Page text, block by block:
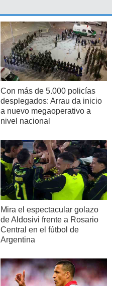
Con más de 5.000 policías
desplegados: Arrau da inicio
a nuevo megaoperativo a
nivel nacional
Mira el espectacular golazo
de Aldosivi frente a Rosario
Central en el fútbol de
Argentina